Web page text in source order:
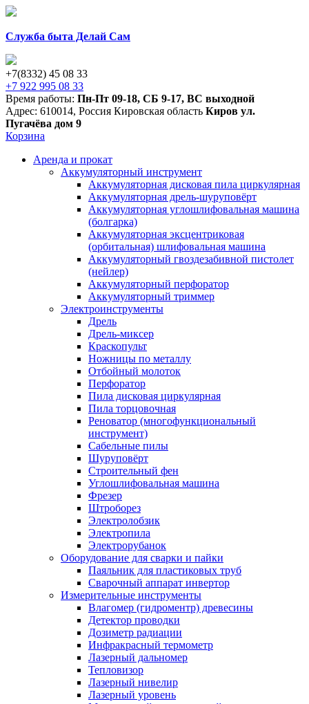
Служба быта Делай Сам
+7(8332) 45 08 33
+7 922 995 08 33
Время работы: Пн-Пт 09-18, СБ 9-17, ВС выходной
Адрес: 610014, Россия Кировская область Киров ул.
Пугачёва дом 9
Корзина
Аренда и прокат
Аккумуляторный инструмент
Аккумуляторная дисковая пила циркулярная
Аккумуляторная дрель-шуруповёрт
Аккумуляторная углошлифовальная машина
(болгарка)
Аккумуляторная эксцентриковая
(орбитальная) шлифовальная машина
Аккумуляторный гвоздезабивной пистолет
(нейлер)
Аккумуляторный перфоратор
Аккумуляторный триммер
Электроинструменты
Дрель
Дрель-миксер
Краскопульт
Ножницы по металлу
Отбойный молоток
Перфоратор
Пила дисковая циркулярная
Пила торцовочная
Реноватор (многофункциональный
инструмент)
Сабельные пилы
Шуруповёрт
Строительный фен
Углошлифовальная машина
Фрезер
Штроборез
Электролобзик
Электропила
Электрорубанок
Оборудование для сварки и пайки
Паяльник для пластиковых труб
Сварочный аппарат инвертор
Измерительные инструменты
Влагомер (гидроментр) древесины
Детектор проводки
Дозиметр радиации
Инфракрасный термометр
Лазерный дальномер
Тепловизор
Лазерный нивелир
Лазерный уровень